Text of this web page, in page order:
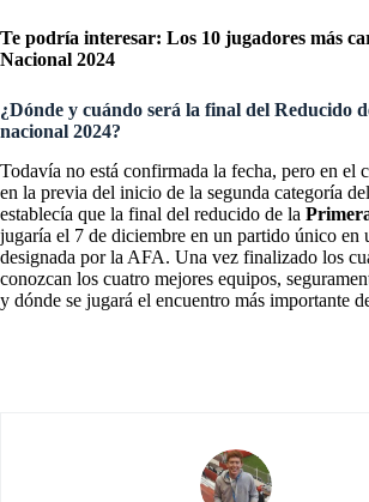
Te podría interesar: Los 10 jugadores más
Nacional 2024
¿Dónde y cuándo será la final del Reducido
nacional 2024?
Todavía no está confirmada la fecha, pero en el
en la previa del inicio de la segunda categoría
establecía que la final del reducido de la
jugaría el 7 de diciembre en un partido único en
designada por la AFA. Una vez finalizado los
conozcan los cuatro mejores equipos,
y dónde se jugará el encuentro más importante